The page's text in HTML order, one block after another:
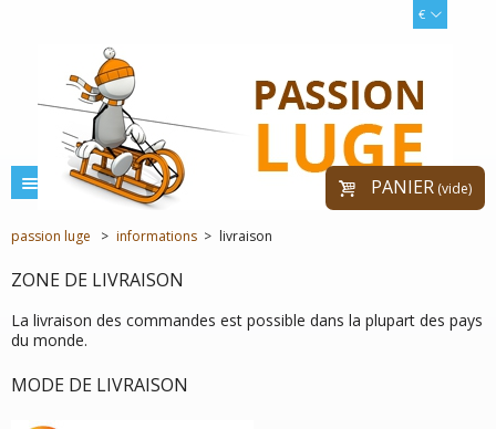
€
PANIER (vide)
menu
passion luge > informations > livraison
ZONE DE LIVRAISON
La livraison des commandes est possible dans la plupart des pays
du monde.
MODE DE LIVRAISON